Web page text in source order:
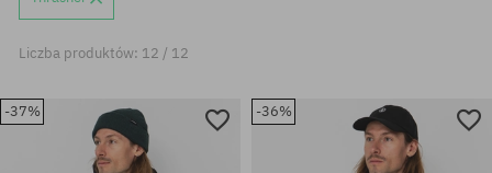
Liczba produktów: 12 / 12
-37% -36%